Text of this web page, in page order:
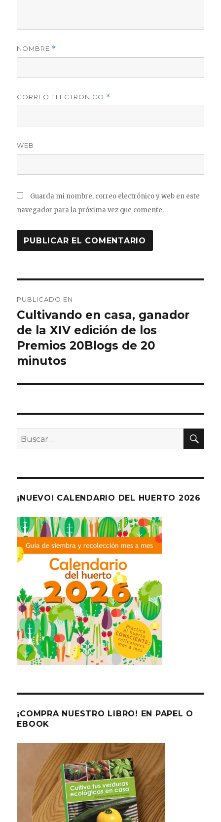
NOMBRE *
CORREO ELECTRÓNICO *
WEB
Guarda mi nombre, correo electrónico y web en este
navegador para la próxima vez que comente.
de
entradas
PUBLICADO EN
Cultivando en casa, ganador
de la XIV edición de los
Premios 20Blogs de 20
minutos
Buscar
por:
¡NUEVO! CALENDARIO DEL HUERTO 2026
¡COMPRA NUESTRO LIBRO! EN PAPEL O
EBOOK